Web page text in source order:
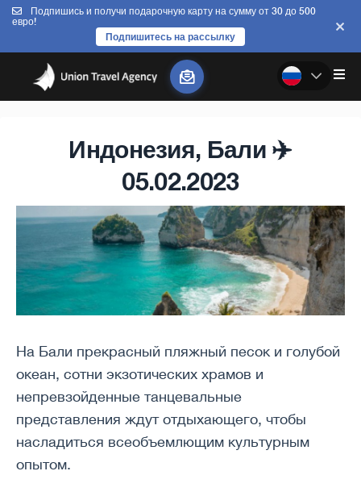
Подпишись и получи подарочную карту на сумму от 30 до 500
евро!
Подпишитесь на рассылку
Индонезия, Бали ✈️
05.02.2023
На Бали прекрасный пляжный песок и голубой
океан, сотни экзотических храмов и
непревзойденные танцевальные
представления ждут отдыхающего, чтобы
насладиться всеобъемлющим культурным
опытом.